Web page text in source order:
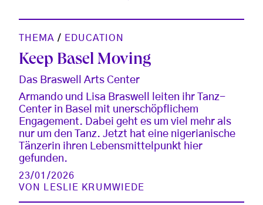
THEMA / EDUCATION
Keep Basel Moving
Das Braswell Arts Center
Armando und Lisa Braswell leiten ihr Tanz-
Center in Basel mit unerschöpflichem
Engagement. Dabei geht es um viel mehr als
nur um den Tanz. Jetzt hat eine nigerianische
Tänzerin ihren Lebensmittelpunkt hier
gefunden.
23/01/2026
VON
LESLIE KRUMWIEDE